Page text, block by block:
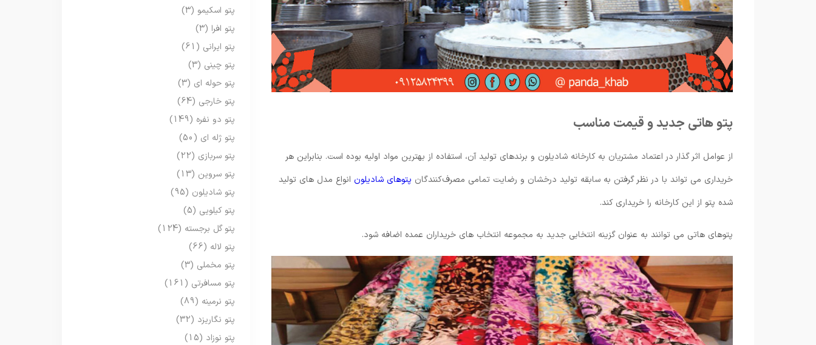
پتو هاتی جدید و قیمت مناسب
از عوامل اثر گذار در اعتماد مشتریان به کارخانه شادیلون و برندهای تولید آن، استفاده از بهترین مواد اولیه بوده است. بنابراین هر
خریداری می تواند با در نظر گرفتن به سابقه تولید درخشان و رضایت تمامی مصرف‌کنندگان پتوهای شادیلون انواع مدل های تولید
شده پتو از این کارخانه را خریداری کند.
پتوهای هاتی می ‌توانند به عنوان گزینه انتخابی جدید به مجموعه انتخاب های خریداران عمده اضافه شود.
پتو اسکیمو (3)
پتو افرا (3)
پتو ایرانی (61)
پتو چینی (3)
پتو حوله ای (3)
پتو خارجی (64)
پتو دو نفره (149)
پتو ژله ای (50)
پتو سربازی (22)
پتو سروین (13)
پتو شادیلون (95)
پتو کیلویی (5)
پتو گل برجسته (124)
پتو لاله (66)
پتو مخملی (3)
پتو مسافرتی (161)
پتو نرمینه (89)
پتو نگاریزد (32)
پتو نوزاد (15)